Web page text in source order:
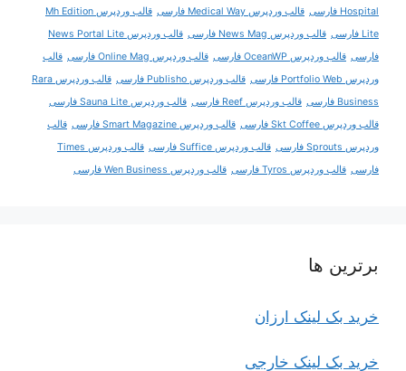
Hospital فارسی
قالب وردپرس Medical Way فارسی
قالب وردپرس Mh Edition
Lite فارسی
قالب وردپرس News Mag فارسی
قالب وردپرس News Portal Lite
فارسی قالب وردپرس OceanWP فارسی قالب وردپرس Online Mag فارسی
قالب
وردپرس Portfolio Web فارسی
قالب وردپرس Publisho فارسی
قالب وردپرس Rara
Business فارسی
قالب وردپرس Reef فارسی
قالب وردپرس Sauna Lite فارسی
قالب وردپرس Skt Coffee فارسی
قالب وردپرس Smart Magazine فارسی
قالب
وردپرس Sprouts فارسی
قالب وردپرس Suffice فارسی
قالب وردپرس Times
فارسی قالب وردپرس Tyros فارسی قالب وردپرس Wen Business فارسی
برترین ها
خرید بک لینک ارزان
خرید بک لینک خارجی